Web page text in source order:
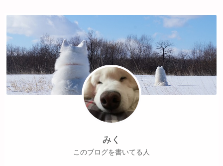
みく
このブログを書いてる人